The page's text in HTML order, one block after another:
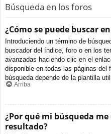
Búsqueda en los foros
¿Cómo se puede buscar
Introduciendo un término de
buscador del índice, foro o en los
avanzadas haciendo clic en el
disponible en todas las páginas del
búsqueda depende de la plantilla
Arriba
¿Por qué mi búsqueda
resultado?